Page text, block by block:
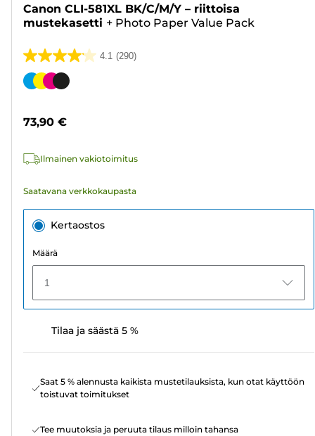
Canon CLI-581XL BK/C/M/Y – riittoisa
mustekasetti + Photo Paper Value Pack
4.1 (290)
4.1/5
tähteä.
Värikasetti
73,90 €
Ilmainen vakiotoimitus
Saatavana verkkokaupasta
Kertaostos
Määrä
1
Tilaa ja säästä 5 %
Saat 5 % alennusta kaikista mustetilauksista, kun otat käyttöön
toistuvat toimitukset
Tee muutoksia ja peruuta tilaus milloin tahansa